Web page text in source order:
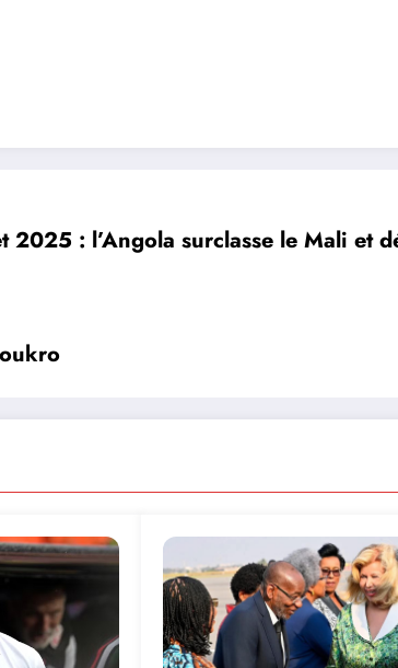
2025 : l’Angola surclasse le Mali et